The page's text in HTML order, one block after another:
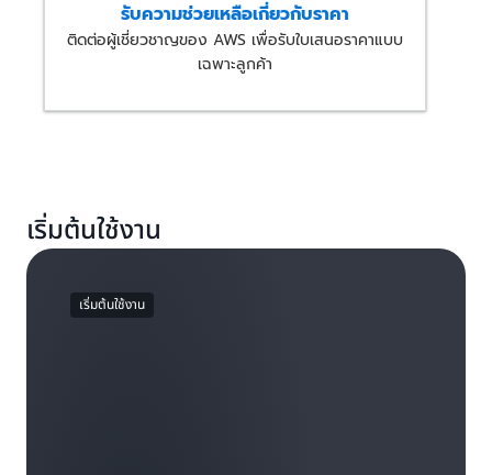
รับความช่วยเหลือเกี่ยวกับราคา
ติดต่อผู้เชี่ยวชาญของ AWS เพื่อรับใบเสนอราคาแบบ
เฉพาะลูกค้า
เริ่มต้นใช้งาน
เริ่มต้นใช้งาน